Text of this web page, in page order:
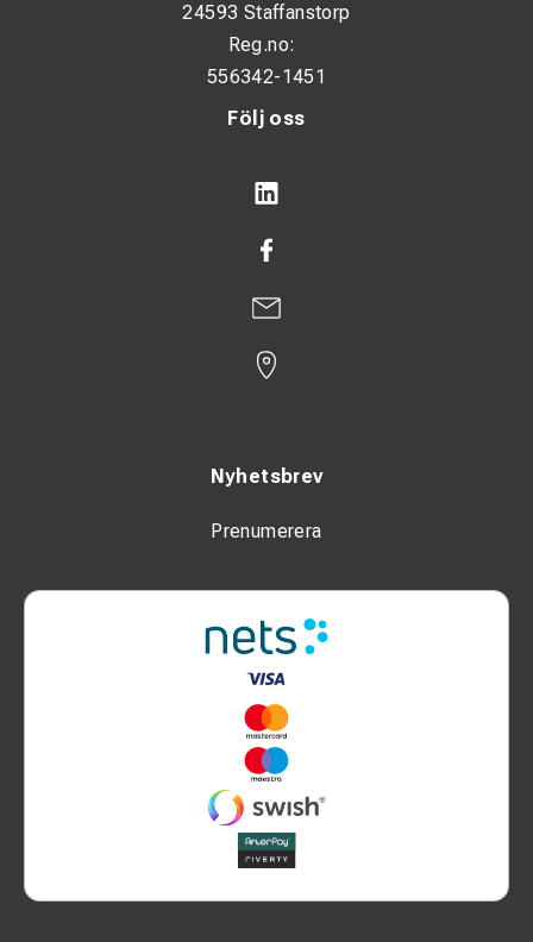
Följ oss
Nyhetsbrev
Prenumerera
24593 Staffanstorp
Reg.no:
556342-1451